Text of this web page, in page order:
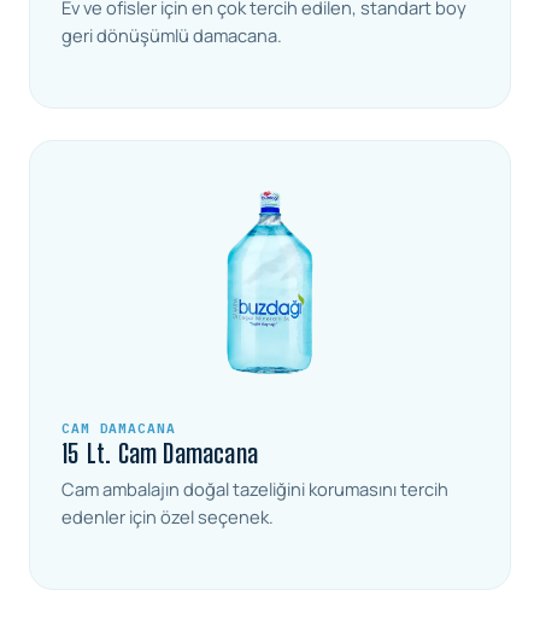
Ev ve ofisler için en çok tercih edilen, standart boy
geri dönüşümlü damacana.
CAM DAMACANA
15 Lt. Cam Damacana
Cam ambalajın doğal tazeliğini korumasını tercih
edenler için özel seçenek.